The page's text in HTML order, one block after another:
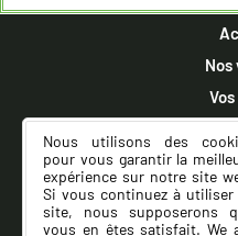
Nos
Nous utilisons des
pour vous garantir la
expérience sur notre site
Si vous continuez à utiliser
site, nous supposerons
vous en êtes satisfait. We